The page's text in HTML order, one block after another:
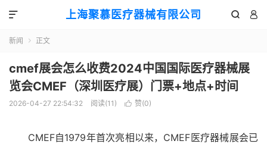
上海聚慕医疗器械有限公司  

新闻  正文
cmef展会怎么收费2024中国国际医疗器械展
览会CMEF（深圳医疗展）门票+地点+时间
2026-04-27 22:54:32 阅读(11 )  赞(0)
CMEF自1979年首次亮相以来，CMEF医疗器械展会已